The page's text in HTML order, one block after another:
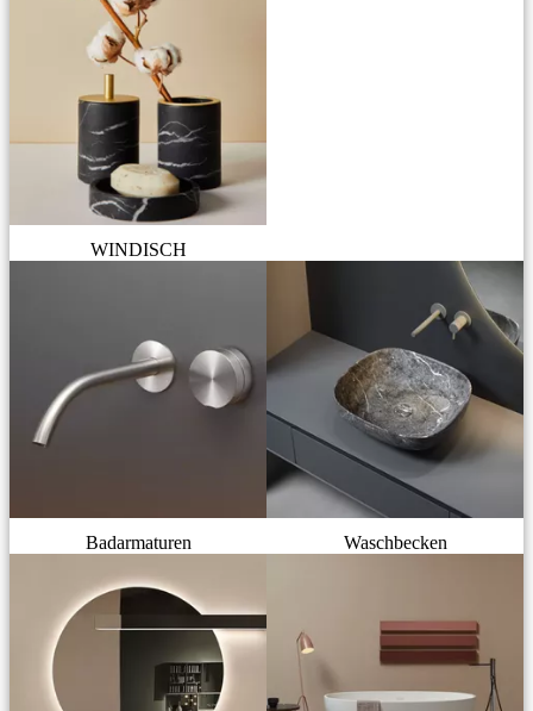
WINDISCH
Badarmaturen Waschbecken